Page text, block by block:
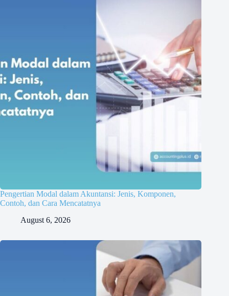
Pengertian Modal dalam Akuntansi: Jenis, Komponen,
Contoh, dan Cara Mencatatnya
August 6, 2026